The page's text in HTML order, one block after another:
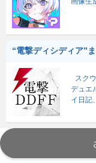
“電撃ディシディア”
スク
デュエ
イ日記